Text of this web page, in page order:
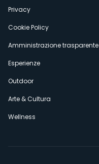
Privacy
Cookie Policy
Amministrazione trasparente
Esperienze
Outdoor
Arte & Cultura
Wellness